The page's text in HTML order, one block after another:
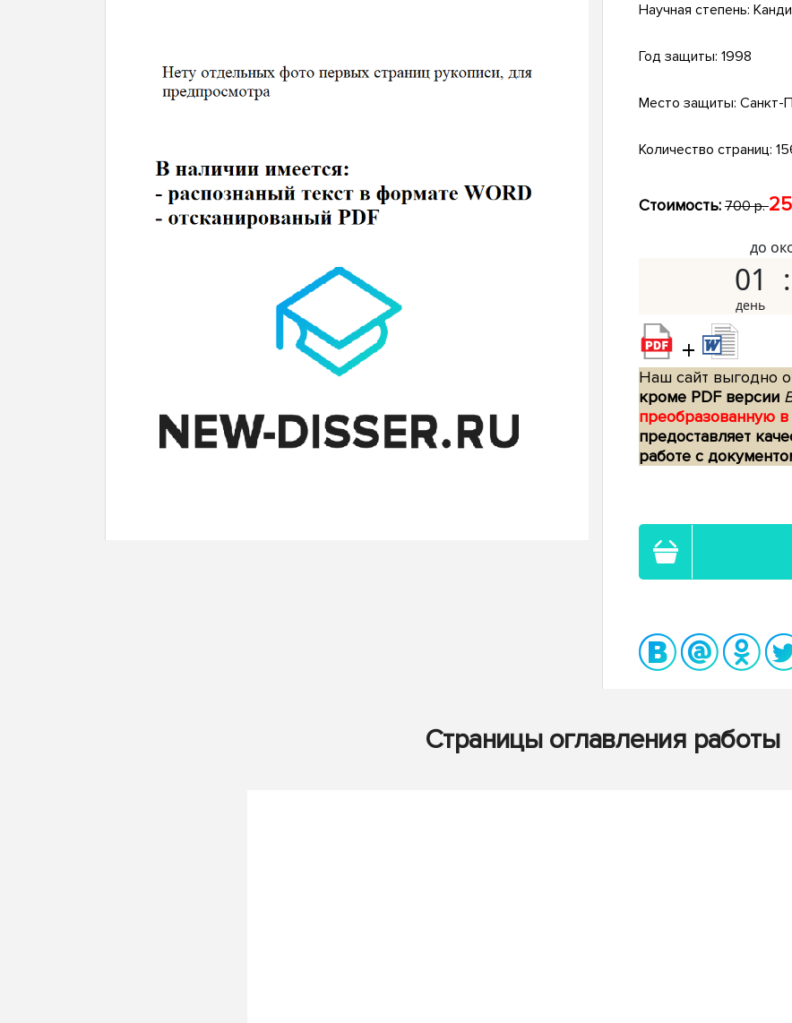
Научная степень:
Год защиты: 1998
Место защиты: Санкт-
Количество страниц:
Стоимость: 700 р.
до
01
+
Наш сайт выгодно
кроме PDF версии
преобразованную
предоставляет
работе с
Страницы оглавления работы